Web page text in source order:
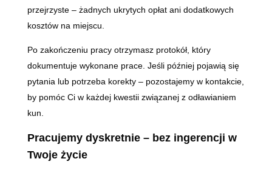
przejrzyste – żadnych ukrytych opłat ani dodatkowych
kosztów na miejscu.
Po zakończeniu pracy otrzymasz protokół, który
dokumentuje wykonane prace. Jeśli później pojawią się
pytania lub potrzeba korekty – pozostajemy w kontakcie,
by pomóc Ci w każdej kwestii związanej z odławianiem
kun.
Pracujemy dyskretnie – bez ingerencji w
Twoje życie